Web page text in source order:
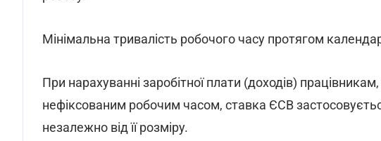
Мінімальна тривалість робочого часу протягом
При нарахуванні заробітної плати (доходів)
нефіксованим робочим часом, ставка ЄСВ
незалежно від її розміру.